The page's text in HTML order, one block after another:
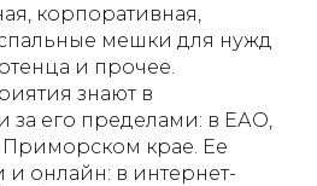
корпоративная,
мешки для нужд
и прочее.
знают в
за его пределами: в ЕАО,
крае. Ее
онлайн: в интернет-